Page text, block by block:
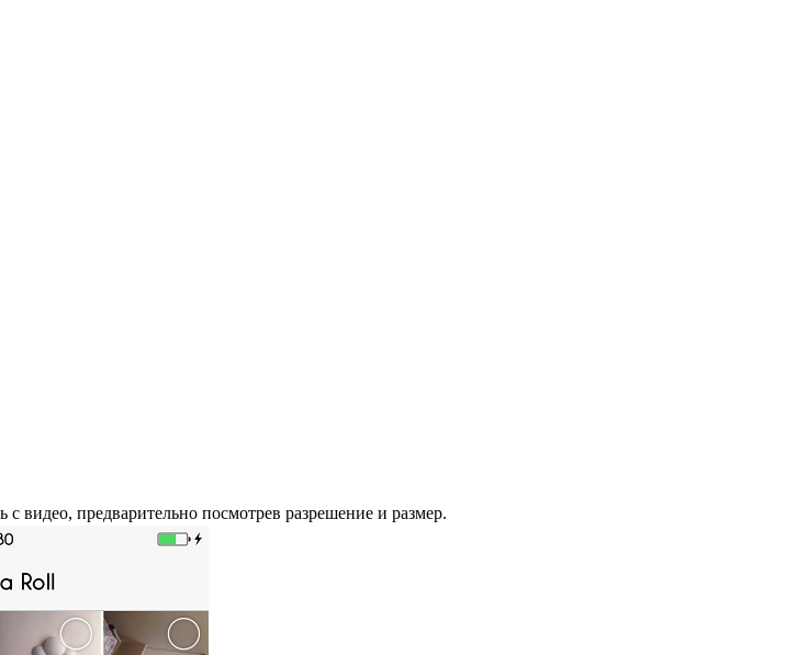
видео, предварительно посмотрев разрешение и размер.